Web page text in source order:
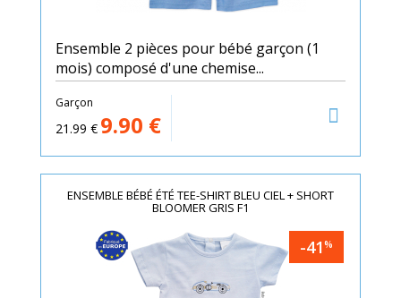
Ensemble 2 pièces pour bébé garçon (1
mois) composé d'une chemise...
Garçon
21.99 € 9.90 €
ENSEMBLE BÉBÉ ÉTÉ TEE-SHIRT BLEU CIEL + SHORT
BLOOMER GRIS F1
-41%